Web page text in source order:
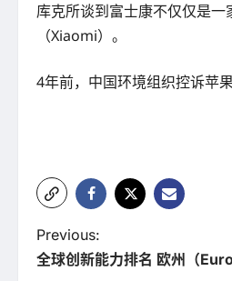
库克所谈到富士康不仅仅是
（Xiaomi）。
4年前，中国环境组织控诉苹
P
o
Previous:
全球创新能力排名 欧州（